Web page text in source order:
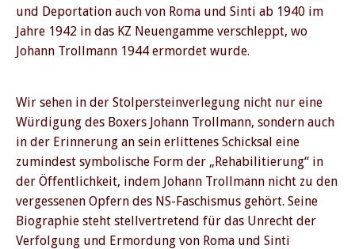
und Deportation auch von Roma und Sinti ab 1940 im
Jahre 1942 in das KZ Neuengamme verschleppt, wo
Johann Trollmann 1944 ermordet wurde.
Wir sehen in der Stolpersteinverlegung nicht nur eine
Würdigung des Boxers Johann Trollmann, sondern auch
in der Erinnerung an sein erlittenes Schicksal eine
zumindest symbolische Form der „Rehabilitierung“ in
der Öffentlichkeit, indem Johann Trollmann nicht zu den
vergessenen Opfern des NS-Faschismus gehört. Seine
Biographie steht stellvertretend für das Unrecht der
Verfolgung und Ermordung von Roma und Sinti